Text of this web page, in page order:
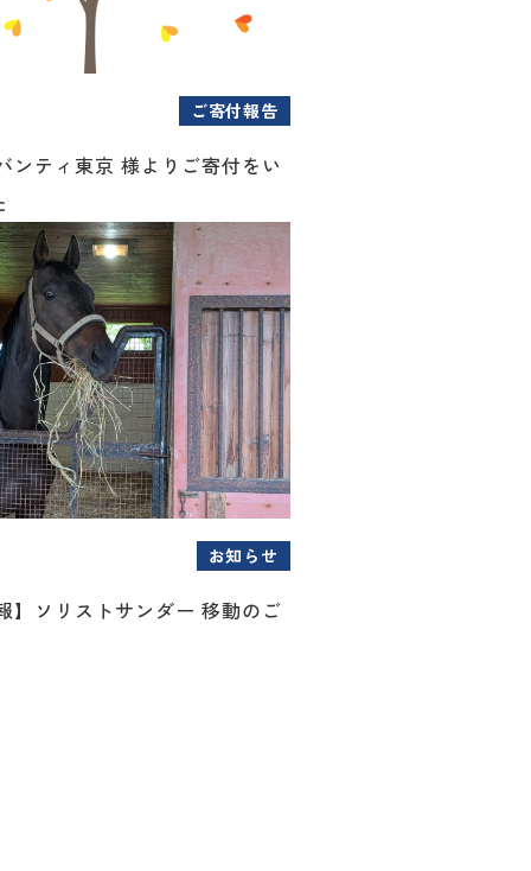
ご寄付報告
ンティ東京 様よりご寄付をい
お知らせ
】ソリストサンダー 移動のご